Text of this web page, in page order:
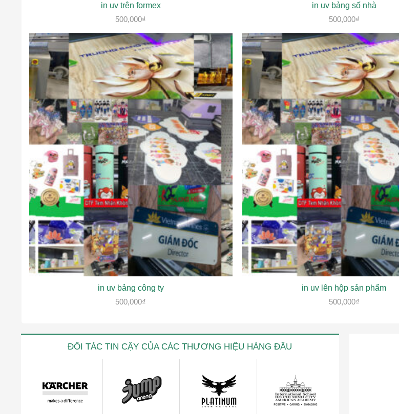
in uv trên formex
500,000₫
in uv bảng số nhà
500,000₫
in uv bảng công ty
500,000₫
in uv lên hộp sản phẩm
500,000₫
ĐỐI TÁC TIN CẬY CỦA CÁC THƯƠNG HIỆU HÀNG ĐẦU
Kevin trọng